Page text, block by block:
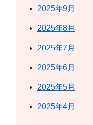
2025年9月
2025年8月
2025年7月
2025年6月
2025年5月
2025年4月